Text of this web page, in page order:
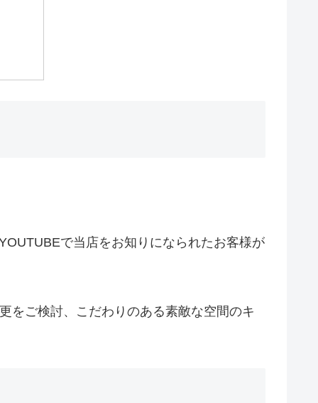
で当店をお知りになられたお客様が
をご検討、こだわりのある素敵な空間のキ